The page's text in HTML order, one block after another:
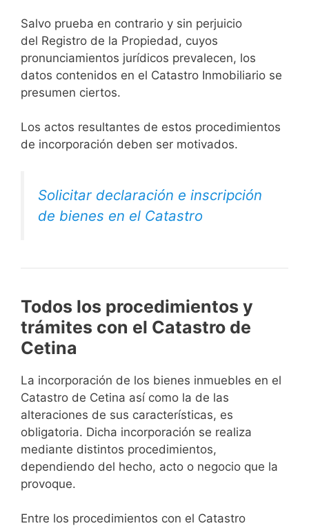
Salvo prueba en contrario y sin perjuicio
del Registro de la Propiedad, cuyos
pronunciamientos jurídicos prevalecen, los
datos contenidos en el Catastro Inmobiliario se
presumen ciertos.
Los actos resultantes de estos procedimientos
de incorporación deben ser motivados.
Solicitar declaración e inscripción
de bienes en el Catastro
Todos los procedimientos y
trámites con el Catastro de
Cetina
La incorporación de los bienes inmuebles en el
Catastro de Cetina así como la de las
alteraciones de sus características, es
obligatoria. Dicha incorporación se realiza
mediante distintos procedimientos,
dependiendo del hecho, acto o negocio que la
provoque.
Entre los procedimientos con el Catastro